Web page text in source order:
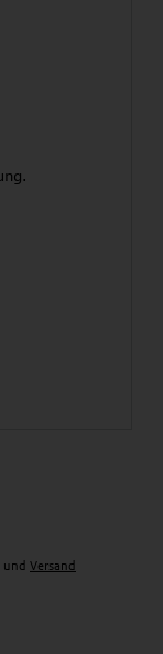
und Versand